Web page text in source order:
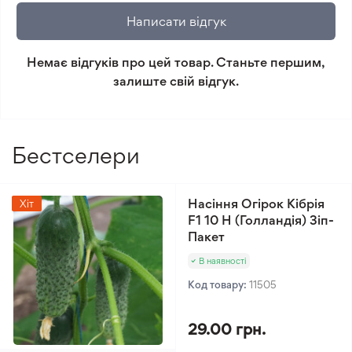
Мінімальне замовлення 300 грн.
Написати відгук
Немає відгуків про цей товар. Станьте першим,
залиште свій відгук.
Бестселери
Хіт
Насіння Огірок Кібрія
F1 10 Н (Голландія) Зіп-
Пакет
В наявності
Код товару: 11505
29.00 грн.